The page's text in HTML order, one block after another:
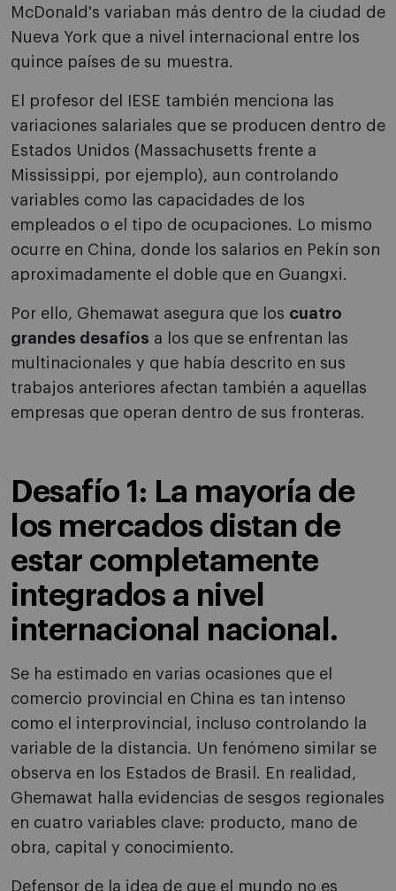
McDonald's variaban más dentro de la ciudad de
Nueva York que a nivel internacional entre los
quince países de su muestra.
El profesor del IESE también menciona las
variaciones salariales que se producen dentro de
Estados Unidos (Massachusetts frente a
Mississippi, por ejemplo), aun controlando
variables como las capacidades de los
empleados o el tipo de ocupaciones. Lo mismo
ocurre en China, donde los salarios en Pekín son
aproximadamente el doble que en Guangxi.
Por ello, Ghemawat asegura que los cuatro
grandes desafíos a los que se enfrentan las
multinacionales y que había descrito en sus
trabajos anteriores afectan también a aquellas
empresas que operan dentro de sus fronteras.
Desafío 1: La mayoría de
los mercados distan de
estar completamente
integrados a nivel
internacional nacional.
Se ha estimado en varias ocasiones que el
comercio provincial en China es tan intenso
como el interprovincial, incluso controlando la
variable de la distancia. Un fenómeno similar se
observa en los Estados de Brasil. En realidad,
Ghemawat halla evidencias de sesgos regionales
en cuatro variables clave: producto, mano de
obra, capital y conocimiento.
Defensor de la idea de que el mundo no es